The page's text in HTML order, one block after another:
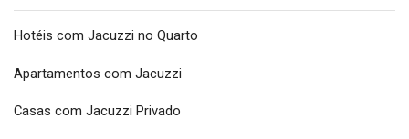
Hotéis com Jacuzzi no Quarto
Apartamentos com Jacuzzi
Casas com Jacuzzi Privado